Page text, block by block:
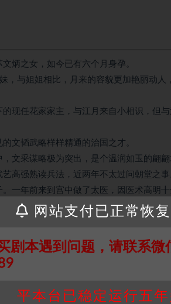
炳之女，如今已有六个月身孕。
与姐姐相比，月来的容貌更加艳丽动人
现任花家家主，与江月来自小相识，但
文韬武略样样精通的治国之才。
文采谋略极为突出，是个温润如玉的翩翩
高强熟读兵法，近两年不太过问朝堂之事
一年前来到宫中做了太医，因医术高明十
求不得却占了太多。 他们是零国最美艳
江湖两大古风重量元素，庙堂之高则忧
事细腻，推荐感性的你来一探故事背后的
网站支付已正常恢复
剧本遇到问题，请联系微
平本台已稳定运行五年